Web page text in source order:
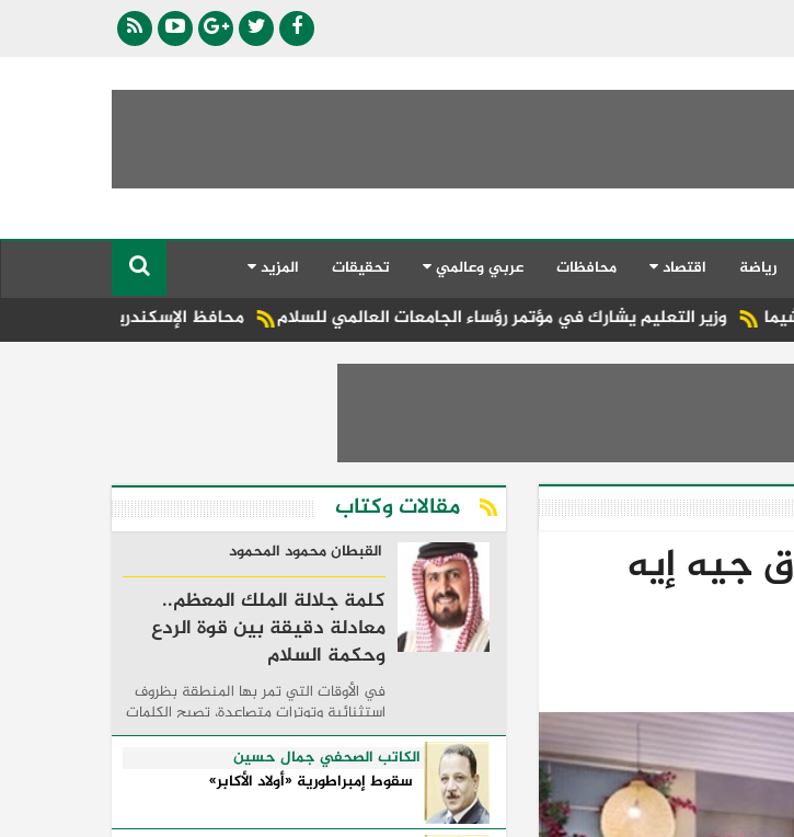
رياضة اقتصاد محافظات عربي وعالمي تحقيقات المزيد
محافظ الإسكندرية يقود حملة مفاجئة بشوارع يشارك في مؤتمر رؤساء الجامعات العالمي للسلام
جيه إيه
مقالات وكتاب
القبطان محمود المحمود
كلمة جلالة الملك المعظم..
معادلة دقيقة بين قوة الردع
وحكمة السلام
في الأوقات التي تمر بها المنطقة بظروف
استثنائية وتوترات متصاعدة، تصبح الكلمات
السياسية أكثر من مجرد مواقف معلنة؛ فهي
تكشف طريقة تفكير الدول، وكيفية إدارتها
للأزمات، والحدود التي تفصل بين القوة ...
الكاتب الصحفي جمال حسين
سقوط إمبراطورية «أولاد الأكابر»